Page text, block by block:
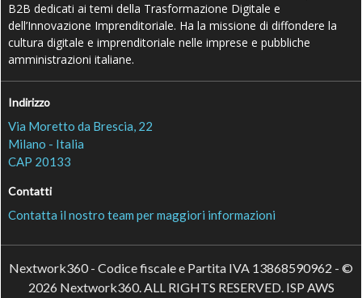
B2B dedicati ai temi della Trasformazione Digitale e
dell’Innovazione Imprenditoriale. Ha la missione di diffondere la
cultura digitale e imprenditoriale nelle imprese e pubbliche
amministrazioni italiane.
Indirizzo
Via Moretto da Brescia, 22
Milano - Italia
CAP 20133
Contatti
Contatta il nostro team per maggiori informazioni
Nextwork360 - Codice fiscale e Partita IVA 13868590962 - ©
2026 Nextwork360. ALL RIGHTS RESERVED. ISP AWS